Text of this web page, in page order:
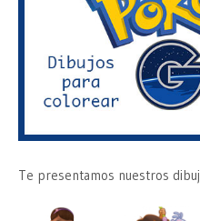
Te presentamos nuestros